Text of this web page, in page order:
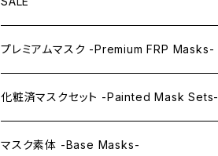
プレミアムマスク -Premium FRP Masks-
KAWAII PREMIUM Mask & Wig Sets
プレミアムマスク素体-Premium base
化粧済マスクセット -Painted Mask
KAWAII EX series
マスク素体 -Base Masks-